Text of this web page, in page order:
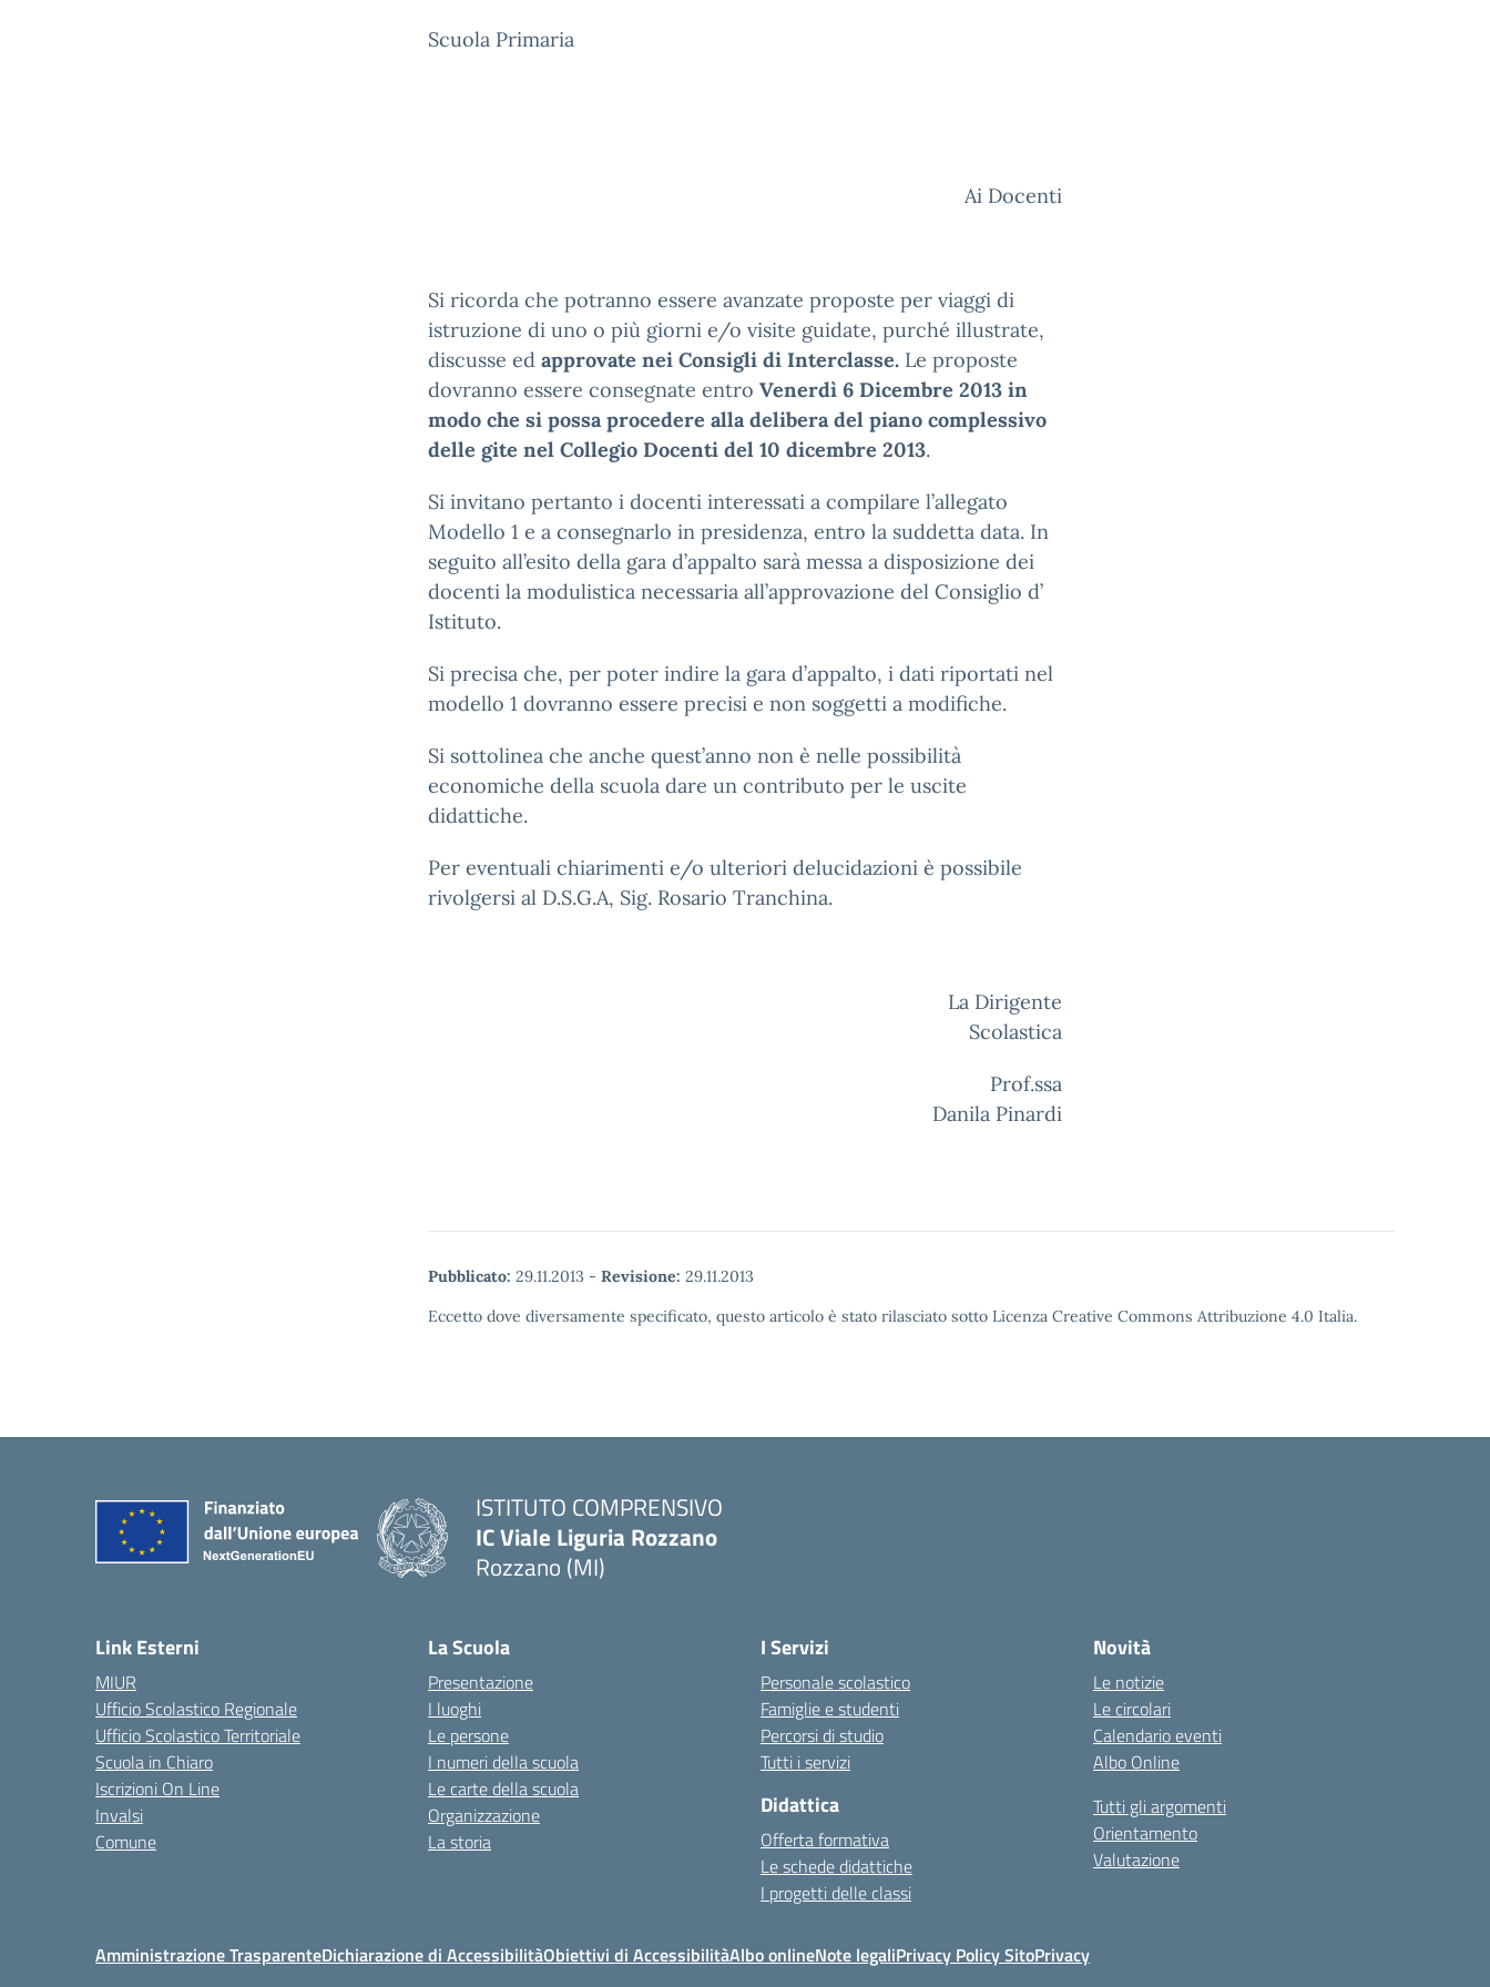
Scuola Primaria
Ai Docenti
Si ricorda che potranno essere avanzate proposte per viaggi di
istruzione di uno o più giorni e/o visite guidate, purché illustrate,
discusse ed approvate nei Consigli di Interclasse. Le proposte
dovranno essere consegnate entro Venerdì 6 Dicembre 2013 in
modo che si possa procedere alla delibera del piano complessivo
delle gite nel Collegio Docenti del 10 dicembre 2013.
Si invitano pertanto i docenti interessati a compilare l’allegato
Modello 1 e a consegnarlo in presidenza, entro la suddetta data. In
seguito all’esito della gara d’appalto sarà messa a disposizione dei
docenti la modulistica necessaria all’approvazione del Consiglio d’
Istituto.
Si precisa che, per poter indire la gara d’appalto, i dati riportati nel
modello 1 dovranno essere precisi e non soggetti a modifiche.
Si sottolinea che anche quest’anno non è nelle possibilità
economiche della scuola dare un contributo per le uscite
didattiche.
Per eventuali chiarimenti e/o ulteriori delucidazioni è possibile
rivolgersi al D.S.G.A, Sig. Rosario Tranchina.
La Dirigente
Scolastica
Prof.ssa
Danila Pinardi
Pubblicato: 29.11.2013 - Revisione: 29.11.2013
Eccetto dove diversamente specificato, questo articolo è stato rilasciato sotto Licenza Creative Commons Attribuzione 4.0 Italia.
ISTITUTO COMPRENSIVO
IC Viale Liguria Rozzano
Rozzano (MI)
Link Esterni
MIUR
Ufficio Scolastico Regionale
Ufficio Scolastico Territoriale
Scuola in Chiaro
Iscrizioni On Line
Invalsi
Comune
La Scuola
Presentazione
I luoghi
Le persone
I numeri della scuola
Le carte della scuola
Organizzazione
La storia
I Servizi
Personale scolastico
Famiglie e studenti
Percorsi di studio
Tutti i servizi
Didattica
Offerta formativa
Le schede didattiche
I progetti delle classi
Novità
Le notizie
Le circolari
Calendario eventi
Albo Online
Tutti gli argomenti
Orientamento
Valutazione
Amministrazione TrasparenteDichiarazione di AccessibilitàObiettivi di AccessibilitàAlbo onlineNote legaliPrivacy Policy SitoPrivacy